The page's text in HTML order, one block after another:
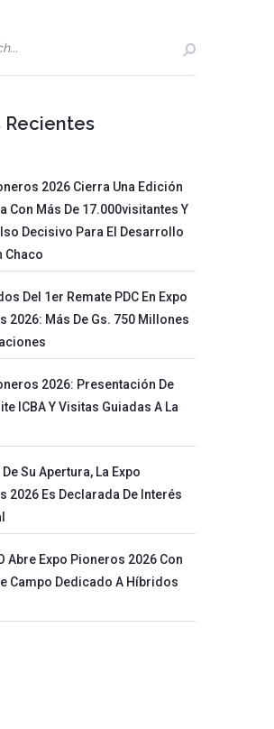
Recientes
2026 Cierra Una Edición
Con Más De 17.000visitantes Y
Decisivo Para El Desarrollo
Chaco
Del 1er Remate PDC En Expo
2026: Más De Gs. 750 Millones
2026: Presentación De
ICBA Y Visitas Guiadas A La
Su Apertura, La Expo
2026 Es Declarada De Interés
Abre Expo Pioneros 2026 Con
Campo Dedicado A Híbridos